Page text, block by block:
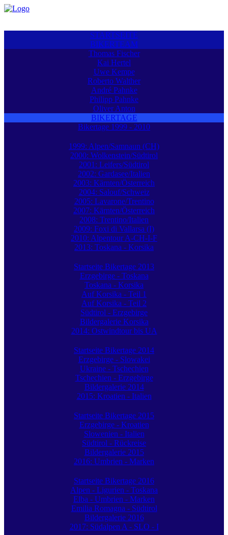
STARTSEITE
BIKERTEAM
Thomas Fischer
Kai Hertel
Uwe Kempe
Roberto Walther
André Pahnke
Philipp Pahnke
Oliver Anton
BIKERTAGE
Bikertage 1999 - 2010
1999: Alpen/Samnaun (CH)
2000: Wolkenstein/Südtirol
2001: Leifers/Südtirol
2002: Gardasee/Italien
2003: Kärnten/Österreich
2004: Salouf/Schweiz
2005: Lavarone/Trentino
2007: Kärnten/Österreich
2008: Trentino/Italien
2009: Foxi di Vallarsa (I)
2010: Alpentour A-CH-I-F
2013: Toskana - Korsika
Startseite Bikertage 2013
Erzgebirge - Toskana
Toskana - Korsika
Auf Korsika - Teil 1
Auf Korsika - Teil 2
Südtirol - Erzgebirge
Bildergalerie Korsika
2014: Ostwindtour bis UA
Startseite Bikertage 2014
Erzgebirge - Slowakei
Ukraine - Tschechien
Tschechien - Erzgebirge
Bildergalerie 2014
2015: Kroatien - Italien
Startseite Bikertage 2015
Erzgebirge - Kroatien
Slowenien - Italien
Südtirol - Rückreise
Bildergalerie 2015
2016: Umbrien - Marken
Startseite Bikertage 2016
Alpen - Ligurien - Toskana
Elba - Umbrien - Marken
Emilia Romagna - Südtirol
Bildergalerie 2016
2017: Südalpen A - SLO - I